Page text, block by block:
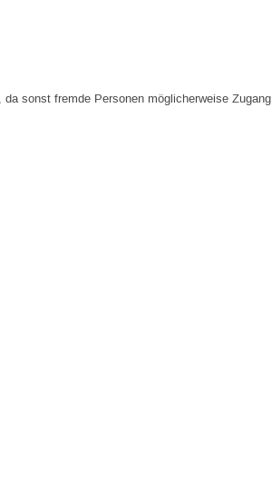
sonst fremde Personen möglicherweise